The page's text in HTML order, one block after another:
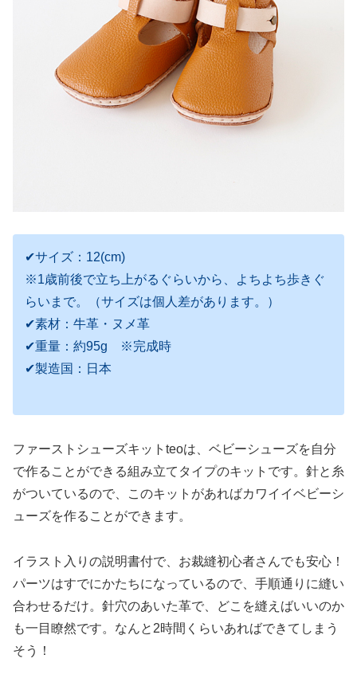
✔サイズ：12(cm)
※1歳前後で立ち上がるぐらいから、よちよち歩きぐ
らいまで。（サイズは個人差があります。）
✔素材：牛革・ヌメ革
✔重量：約95g ※完成時
✔製造国：日本
ファーストシューズキットteoは、ベビーシューズを自分
で作ることができる組み立てタイプのキットです。針と糸
がついているので、このキットがあればカワイイベビーシ
ューズを作ることができます。
イラスト入りの説明書付で、お裁縫初心者さんでも安心！
パーツはすでにかたちになっているので、手順通りに縫い
合わせるだけ。針穴のあいた革で、どこを縫えばいいのか
も一目瞭然です。なんと2時間くらいあればできてしまう
そう！